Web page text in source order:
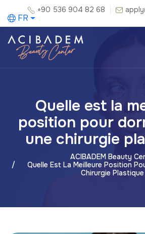
+90 536 904 82 68
FR
Quelle est la
position pour
une chirurgie
ACIBADEM Beauty
Quelle Est La Meilleure Position
Chirurgie Plastique